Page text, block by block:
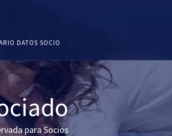
DATOS SOCIO
para Socios